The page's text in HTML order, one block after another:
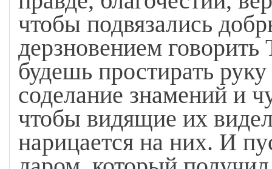
чтобы подвязались
дерзновением
будешь простирать
соделание знамений и
чтобы видящие их
нарицается на них. И